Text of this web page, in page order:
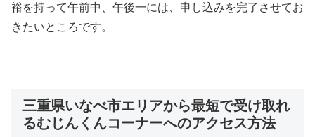
裕を持って午前中、午後一には、申し込みを完了させてお
きたいところです。
三重県いなべ市エリアから最短で受け取れ
るむじんくんコーナーへのアクセス方法